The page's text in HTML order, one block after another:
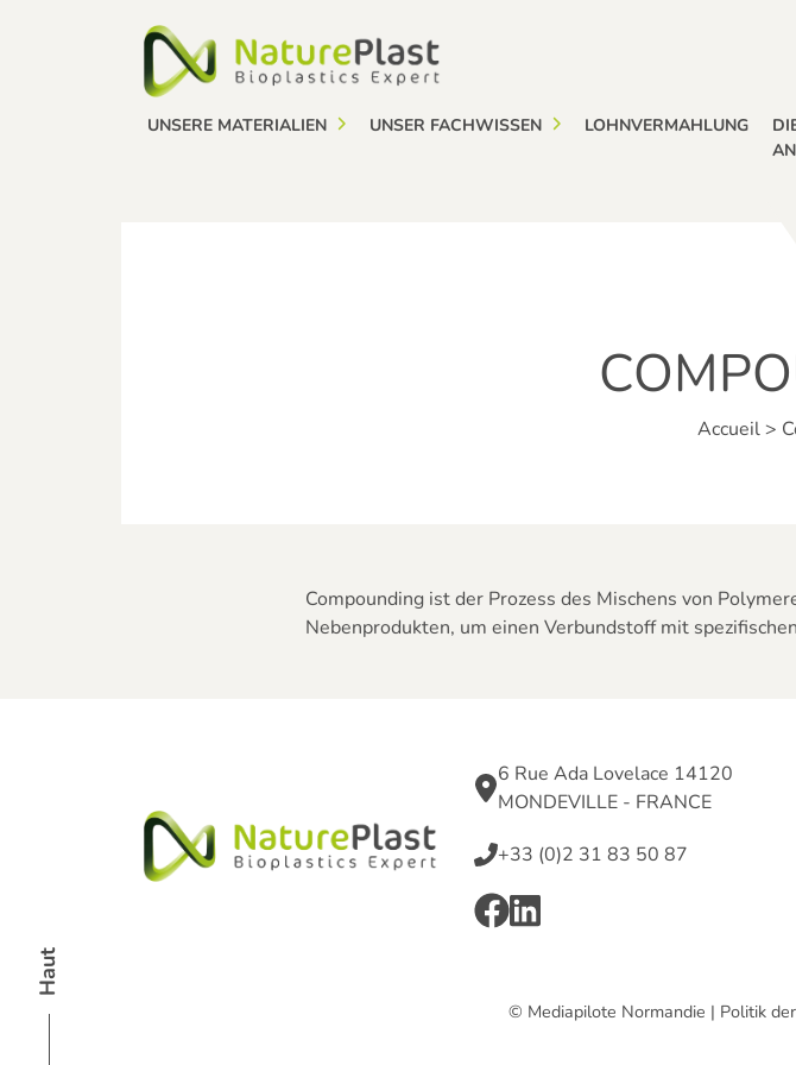
UNSERE MATERIALIEN UNSER FACHWISSEN LOHNVERMAHLUNG
Haut
Accueil>
Compounding ist der Prozess des Mischens von
Nebenprodukten, um einen Verbundstoff mit
6 Rue Ada Lovelace 14120
MONDEVILLE - FRANCE
+33 (0)2 31 83 50 87
© Mediapilote Normandie | Politik